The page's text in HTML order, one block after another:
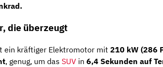
.
die überzeugt
ein kräftiger Elektromotor mit 210 kW (286
, genug, um das SUV in 6,4 Sekunden auf